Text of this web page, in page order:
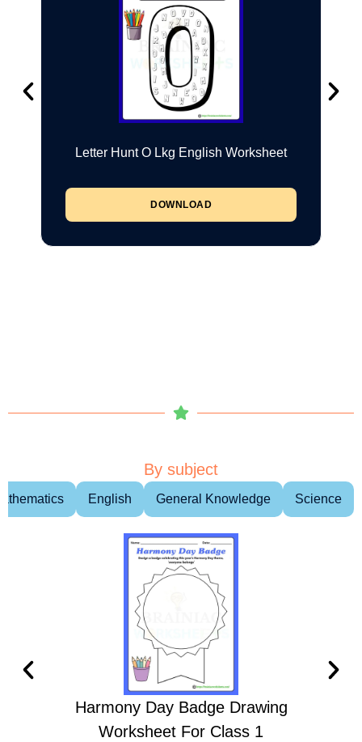
Letter Hunt O Lkg English Worksheet
DOWNLOAD
By subject
English General Knowledge Science
Harmony Day Badge Drawing
Worksheet For Class 1